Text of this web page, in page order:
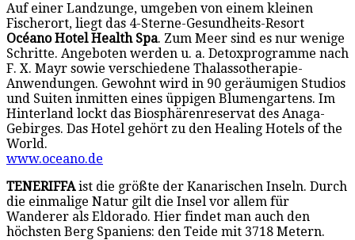
Auf einer Landzunge, umgeben von einem kleinen
Fischerort, liegt das 4-Sterne-Gesundheits-Resort
Océano Hotel Health Spa. Zum Meer sind es nur wenige
Schritte. Angeboten werden u. a. Detoxprogramme nach
F. X. Mayr sowie verschiedene Thalassotherapie-
Anwendungen. Gewohnt wird in 90 geräumigen Studios
und Suiten inmitten eines üppigen Blumengartens. Im
Hinterland lockt das Biosphärenreservat des Anaga-
Gebirges. Das Hotel gehört zu den Healing Hotels of the
World.
www.oceano.de
TENERIFFAist die größte der Kanarischen Inseln. Durch
die einmalige Natur gilt die Insel vor allem für
Wanderer als Eldorado. Hier findet man auch den
höchsten Berg Spaniens: den Teide mit 3718 Metern.